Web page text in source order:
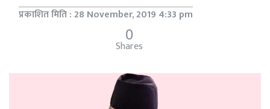
प्रकाशित मिति : 28 November, 2019 4:33 pm
0
Shares